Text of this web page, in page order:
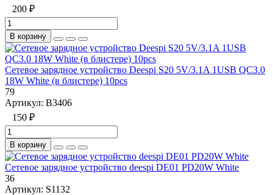
200 ₽
В корзину
Сетевое зарядное устройство Deespi S20 5V/3.1A 1USB QC3.0
18W White (в блистере) 10pcs
79
Артикул: B3406
150 ₽
В корзину
Сетевое зарядное устройство deespi DE01 PD20W White
36
Артикул: S1132